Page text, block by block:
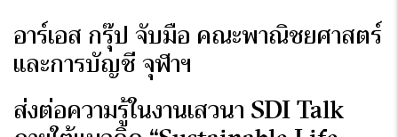
อาร์เอส กรุ๊ป จับมือ คณะพาณิชยศาสตร์
และการบัญชี จุฬาฯ
ส่งต่อความรู้ในงานเสวนา SDI Talk